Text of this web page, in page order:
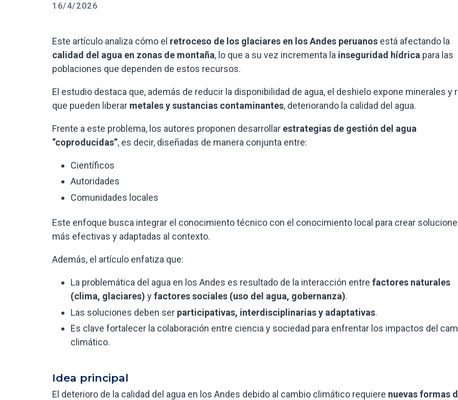
16/4/2026
Este artículo analiza cómo el retroceso de los glaciares en los Andes peruanos está afectando la
calidad del agua en zonas de montaña, lo que a su vez incrementa la inseguridad hídrica para las
poblaciones que dependen de estos recursos.
El estudio destaca que, además de reducir la disponibilidad de agua, el deshielo expone minerales y
que pueden liberar metales y sustancias contaminantes, deteriorando la calidad del agua.
Frente a este problema, los autores proponen desarrollar estrategias de gestión del agua
“coproducidas”, es decir, diseñadas de manera conjunta entre:
Científicos
Autoridades
Comunidades locales
Este enfoque busca integrar el conocimiento técnico con el conocimiento local para crear
más efectivas y adaptadas al contexto.
Además, el artículo enfatiza que:
La problemática del agua en los Andes es resultado de la interacción entre factores naturales
(clima, glaciares) yfactores sociales (uso del agua, gobernanza).
Las soluciones deben ser participativas, interdisciplinarias y adaptativas.
Es clave fortalecer la colaboración entre ciencia y sociedad para enfrentar los impactos del
climático.
Idea principal
El deterioro de la calidad del agua en los Andes debido al cambio climático requiere nuevas formas